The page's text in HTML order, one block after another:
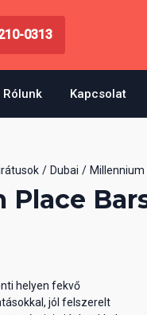
0313
Rólunk Kapcsolat
Dubai Millennium
Place
helyen fekvő
jól felszerelt